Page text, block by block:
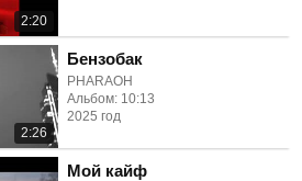
2:20
2:26
Бензобак
PHARAOH
Альбом: 10:13
2025 год
Мой кайф